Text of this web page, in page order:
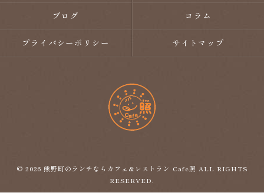
ブログ コラム
プライバシーポリシー サイトマップ
© 2026 熊野町のランチならカフェ&レストラン Cafe照 ALL RIGHTS
RESERVED.